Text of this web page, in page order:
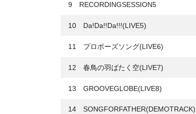
9 RECORDINGSESSION5
10 Da!Da!!Da!!!(LIVE5)
11 プロポーズソング(LIVE6)
12 春鳥の羽ばたく空(LIVE7)
13 GROOVEGLOBE(LIVE8)
14 SONGFORFATHER(DEMOTRACK)